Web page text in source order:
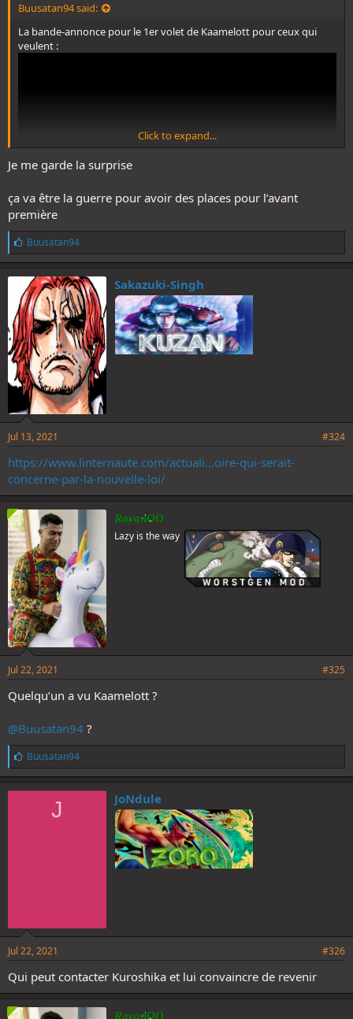
Buusatan94 said:
La bande-annonce pour le 1er volet de Kaamelott pour ceux qui
veulent :
Click to expand...
Je me garde la surprise
ça va être la guerre pour avoir des places pour l’avant
première
L
i
k
e
s
:
Buusatan94
Sakazuki-Singh
Jul 13, 2021 #324
https://www.linternaute.com/actuali...oire-qui-serait-
concerne-par-la-nouvelle-loi/
RayanOO
Lazy is the way
Jul 22, 2021 #325
Quelqu’un a vu Kaamelott ?
@Buusatan94 ?
L
i
k
e
Buusatan94
J JoNdule
Jul 22, 2021 #326
Qui peut contacter Kuroshika et lui convaincre de revenir
RayanOO